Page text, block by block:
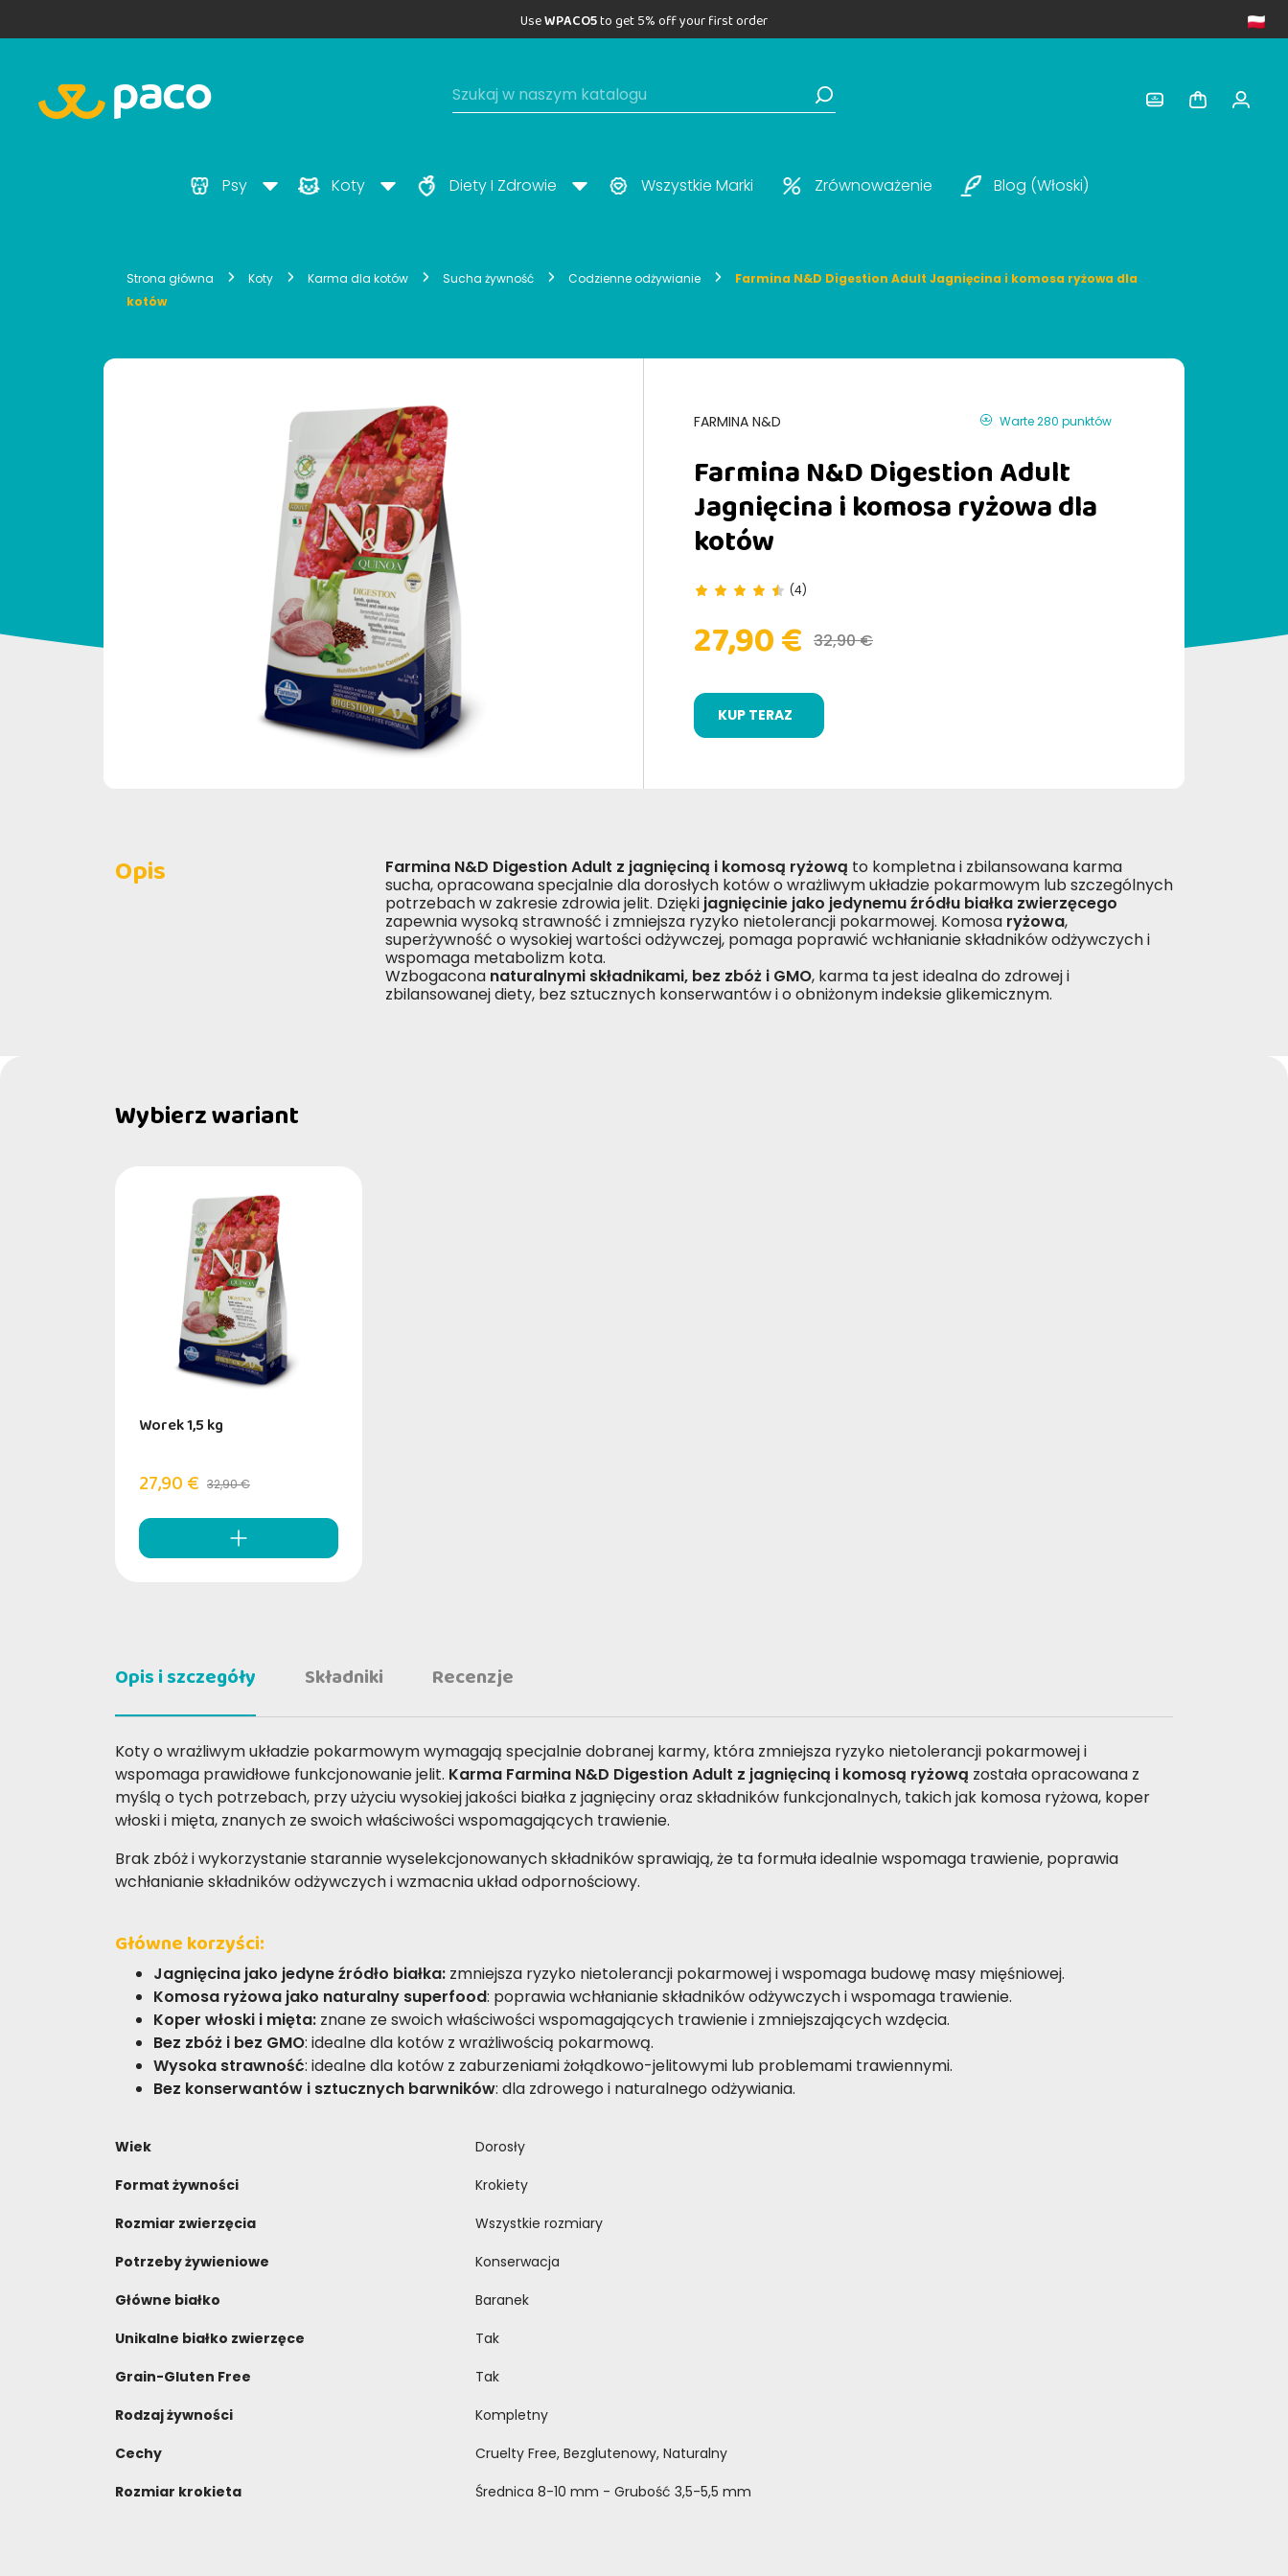
UseWPACO5to get 5% off your first order
Psy Koty Diety I Zdrowie Wszystkie Marki Zrównoważenie Blog (włoski)
Strona główna Koty Karma dla kotów Sucha żywność Codzienne odżywianie
Farmina N&D Digestion Adult Jagnięcina i komosa ryżowa dla
kotów
FARMINA N&D Warte 280 punktów
Farmina N&D Digestion Adult
Jagnięcina i komosa ryżowa dla
kotów
(4)
27,90 € 32,90 €
KUP TERAZ
Opis Farmina N&D Digestion Adult z jagnięciną i komosą ryżową to kompletna i zbilansowana karma
sucha, opracowana specjalnie dla dorosłych kotów o wrażliwym układzie pokarmowym lub szczególnych
potrzebach w zakresie zdrowia jelit. Dzięki jagnięcinie jako jedynemu źródłu białka zwierzęcego
zapewnia wysoką strawność i zmniejsza ryzyko nietolerancji pokarmowej. Komosa ryżowa,
superżywność o wysokiej wartości odżywczej, pomaga poprawić wchłanianie składników odżywczych i
wspomaga metabolizm kota.
Wzbogacona naturalnymi składnikami, bez zbóż i GMO, karma ta jest idealna do zdrowej i
zbilansowanej diety, bez sztucznych konserwantów i o obniżonym indeksie glikemicznym.
Wybierz wariant
Worek 1,5 kg
27,90 € 32,90 €
Opis i szczegóły Składniki Recenzje
Koty o wrażliwym układzie pokarmowym wymagają specjalnie dobranej karmy, która zmniejsza ryzyko nietolerancji pokarmowej i
wspomaga prawidłowe funkcjonowanie jelit. Karma Farmina N&D Digestion Adult z jagnięciną i komosą ryżową została opracowana z
myślą o tych potrzebach, przy użyciu wysokiej jakości białka z jagnięciny oraz składników funkcjonalnych, takich jak komosa ryżowa, koper
włoski i mięta, znanych ze swoich właściwości wspomagających trawienie.
Brak zbóż i wykorzystanie starannie wyselekcjonowanych składników sprawiają, że ta formuła idealnie wspomaga trawienie, poprawia
wchłanianie składników odżywczych i wzmacnia układ odpornościowy.
Główne korzyści:
Jagnięcina jako jedyne źródło białka: zmniejsza ryzyko nietolerancji pokarmowej i wspomaga budowę masy mięśniowej.
Komosa ryżowa jako naturalny superfood: poprawia wchłanianie składników odżywczych i wspomaga trawienie.
Koper włoski i mięta: znane ze swoich właściwości wspomagających trawienie i zmniejszających wzdęcia.
Bez zbóż i bez GMO: idealne dla kotów z wrażliwością pokarmową.
Wysoka strawność: idealne dla kotów z zaburzeniami żołądkowo-jelitowymi lub problemami trawiennymi.
Bez konserwantów i sztucznych barwników: dla zdrowego i naturalnego odżywiania.
Wiek
Dorosły
Format żywności
Krokiety
Rozmiar zwierzęcia
Wszystkie rozmiary
Potrzeby żywieniowe
Konserwacja
Główne białko
Baranek
Unikalne białko zwierzęce
Tak
Grain-Gluten Free
Tak
Rodzaj żywności
Kompletny
Cechy
Cruelty Free, Bezglutenowy, Naturalny
Rozmiar krokieta
Średnica 8-10 mm - Grubość 3,5-5,5 mm